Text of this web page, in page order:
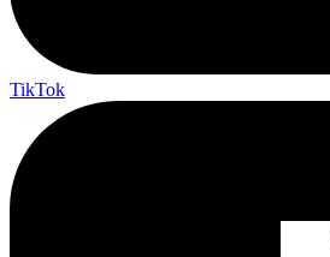
TikTok